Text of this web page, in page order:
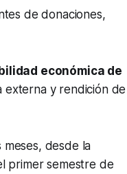
de donaciones,
económica de
externa y rendición de
desde la
primer semestre de